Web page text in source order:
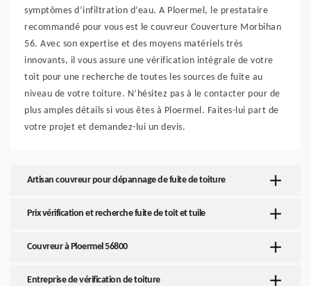
symptômes d’infiltration d’eau. A Ploermel, le prestataire
recommandé pour vous est le couvreur Couverture Morbihan
56. Avec son expertise et des moyens matériels très
innovants, il vous assure une vérification intégrale de votre
toit pour une recherche de toutes les sources de fuite au
niveau de votre toiture. N’hésitez pas à le contacter pour de
plus amples détails si vous êtes à Ploermel. Faites-lui part de
votre projet et demandez-lui un devis.
Artisan couvreur pour dépannage de fuite de toiture
Prix vérification et recherche fuite de toit et tuile
Couvreur à Ploermel 56800
Entreprise de vérification de toiture